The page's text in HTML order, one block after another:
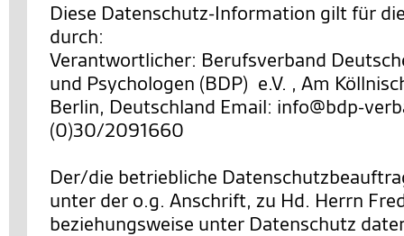
Diese Datenschutz-Information gilt für
durch:
Verantwortlicher: Berufsverband
und Psychologen (BDP) e.V. , Am
Berlin, Deutschland Email: info@bdp-
(0)30/2091660
Der/die betriebliche
unter der o.g. Anschrift, zu Hd. Herrn
beziehungsweise unter Datenschutz